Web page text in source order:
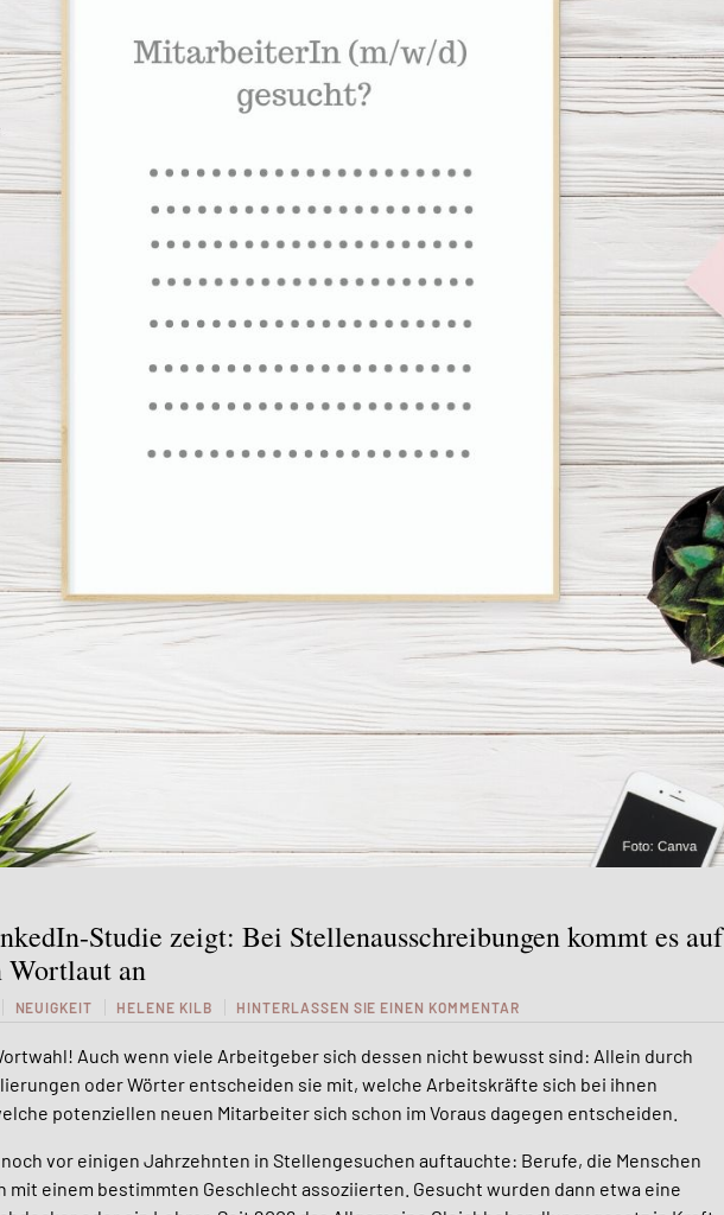
Studie zeigt: Bei Stellenausschreibungen kommt es auf
Wortlaut an
NEUIGKEIT HELENE KILB HINTERLASSEN SIE EINEN KOMMENTAR
Auch wenn viele Arbeitgeber sich dessen nicht bewusst sind: Allein durch
oder Wörter entscheiden sie mit, welche Arbeitskräfte sich bei ihnen
potenziellen neuen Mitarbeiter sich schon im Voraus dagegen entscheiden.
vor einigen Jahrzehnten in Stellengesuchen auftauchte: Berufe, die Menschen
mit einem bestimmten Geschlecht assoziierten. Gesucht wurden dann etwa eine